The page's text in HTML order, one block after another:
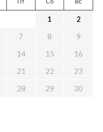
1
2
7 8
9
14 15
16
21 22
23
28 29
30